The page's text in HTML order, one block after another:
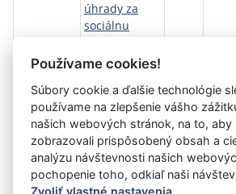
úhrady za
sociálnu
2/2026
Návrat späť
Vystavil:Centrum sociálnych
Používame cookies!
Súbory cookie a ďalšie technológie
používame na zlepšenie vášho
našich webových stránok, na to, aby
zobrazovali prispôsobený obsah a
analýzu návštevnosti našich
pochopenie toho, odkiaľ naši
Zvoliť vlastné nastavenia